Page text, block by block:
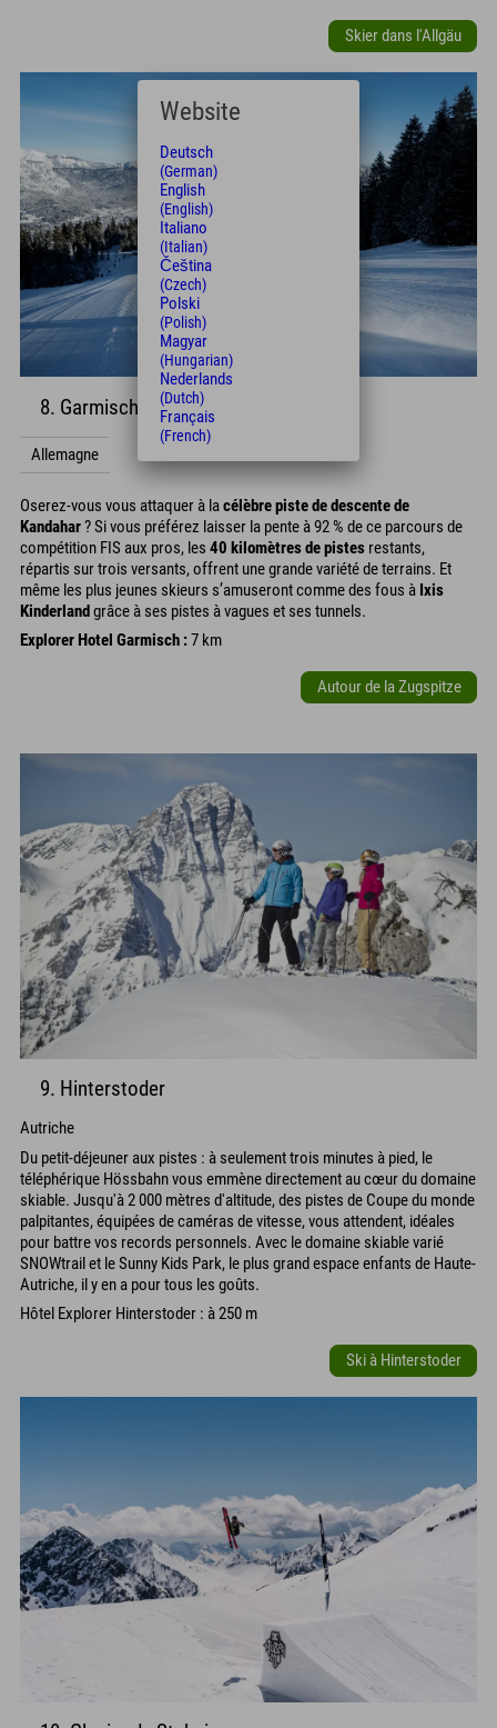
Skier dans l'Allgäu
8. Garmisch-Partenkirchen
Allemagne
Oserez-vous vous attaquer à lacélèbre piste de descente de
Kandahar? Si vous préférez laisser la pente à 92 % de ce parcours de
compétition FIS aux pros, les 40 kilomètres de pistes restants,
répartis sur trois versants, offrent une grande variété de terrains. Et
même les plus jeunes skieurs s’amuseront comme des fous à Ixis
Kinderlandgrâce à ses pistes à vagues et ses tunnels.
Explorer Hotel Garmisch :7 km
Autour de la Zugspitze
9. Hinterstoder
Autriche
Du petit-déjeuner aux pistes : à seulement trois minutes à pied, le
téléphérique Hössbahn vous emmène directement au cœur du domaine
skiable. Jusqu'à 2 000 mètres d'altitude, des pistes de Coupe du monde
palpitantes, équipées de caméras de vitesse, vous attendent, idéales
pour battre vos records personnels. Avec le domaine skiable varié
SNOWtrail et le Sunny Kids Park, le plus grand espace enfants de Haute-
Autriche, il y en a pour tous les goûts.
Hôtel Explorer Hinterstoder : à 250 m
Ski à Hinterstoder
Website
Deutsch
(German)
English
(English)
Italiano
(Italian)
Čeština
(Czech)
Polski
(Polish)
Magyar
(Hungarian)
Nederlands
(Dutch)
Français
(French)